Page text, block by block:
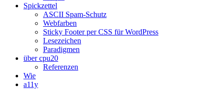
Spickzettel
ASCII Spam-Schutz
Webfarben
Sticky Footer per CSS für WordPress
Lesezeichen
Paradigmen
über cpu20
Referenzen
Wie
a11y